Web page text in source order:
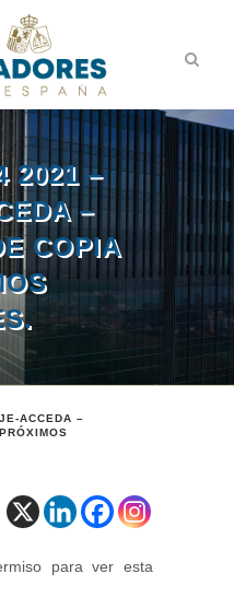
2021 –
–
COPIA
ACCEDA –
para ver esta